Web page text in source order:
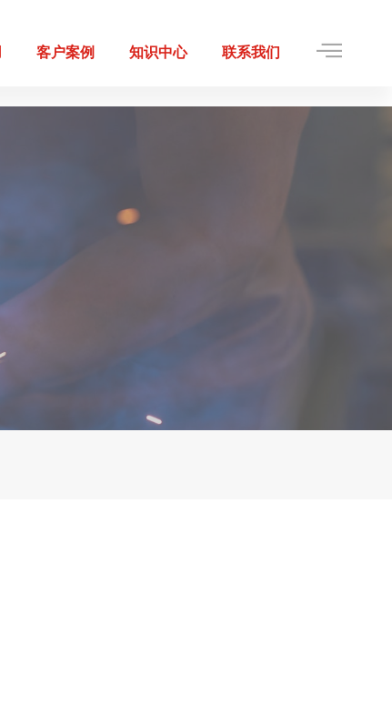
客户案例 知识中心 联系我们